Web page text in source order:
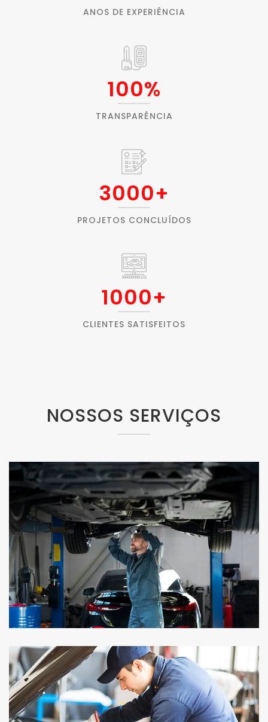
ANOS DE EXPERIÊNCIA
100%
TRANSPARÊNCIA
3000+
PROJETOS CONCLUÍDOS
1000+
CLIENTES SATISFEITOS
NOSSOS SERVIÇOS